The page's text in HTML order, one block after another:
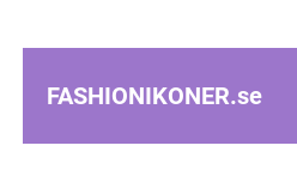
FASHIONIKONER.se